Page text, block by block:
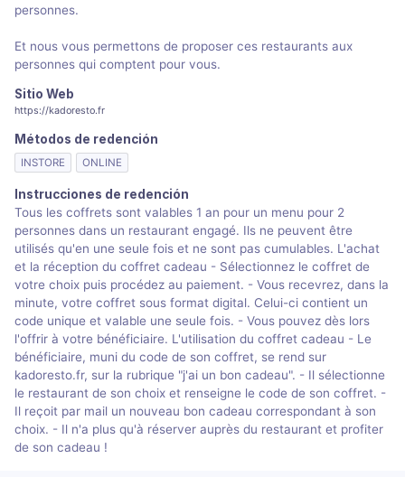
personnes.
Et nous vous permettons de proposer ces restaurants aux
personnes qui comptent pour vous.
Sitio Web
https://kadoresto.fr
Métodos de redención
INSTORE ONLINE
Instrucciones de redención
Tous les coffrets sont valables 1 an pour un menu pour 2
personnes dans un restaurant engagé. Ils ne peuvent être
utilisés qu'en une seule fois et ne sont pas cumulables. L'achat
et la réception du coffret cadeau - Sélectionnez le coffret de
votre choix puis procédez au paiement. - Vous recevrez, dans la
minute, votre coffret sous format digital. Celui-ci contient un
code unique et valable une seule fois. - Vous pouvez dès lors
l'offrir à votre bénéficiaire. L'utilisation du coffret cadeau - Le
bénéficiaire, muni du code de son coffret, se rend sur
kadoresto.fr, sur la rubrique "j'ai un bon cadeau". - Il sélectionne
le restaurant de son choix et renseigne le code de son coffret. -
Il reçoit par mail un nouveau bon cadeau correspondant à son
choix. - Il n'a plus qu'à réserver auprès du restaurant et profiter
de son cadeau !